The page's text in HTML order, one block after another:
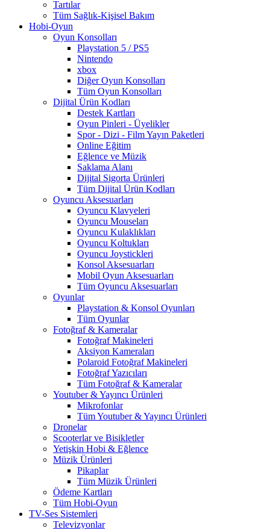
Tartılar
Tüm Sağlık-Kişisel Bakım
Hobi-Oyun
Oyun Konsolları
Playstation 5 / PS5
Nintendo
xbox
Diğer Oyun Konsolları
Tüm Oyun Konsolları
Dijital Ürün Kodları
Destek Kartları
Oyun Pinleri - Üyelikler
Spor - Dizi - Film Yayın Paketleri
Online Eğitim
Eğlence ve Müzik
Saklama Alanı
Dijital Sigorta Ürünleri
Tüm Dijital Ürün Kodları
Oyuncu Aksesuarları
Oyuncu Klavyeleri
Oyuncu Mouseları
Oyuncu Kulaklıkları
Oyuncu Koltukları
Oyuncu Joystickleri
Konsol Aksesuarları
Mobil Oyun Aksesuarları
Tüm Oyuncu Aksesuarları
Oyunlar
Playstation & Konsol Oyunları
Tüm Oyunlar
Fotoğraf & Kameralar
Fotoğraf Makineleri
Aksiyon Kameraları
Polaroid Fotoğraf Makineleri
Fotoğraf Yazıcıları
Tüm Fotoğraf & Kameralar
Youtuber & Yayıncı Ürünleri
Mikrofonlar
Tüm Youtuber & Yayıncı Ürünleri
Dronelar
Scooterlar ve Bisikletler
Yetişkin Hobi & Eğlence
Müzik Ürünleri
Pikaplar
Tüm Müzik Ürünleri
Ödeme Kartları
Tüm Hobi-Oyun
TV-Ses Sistemleri
Televizyonlar